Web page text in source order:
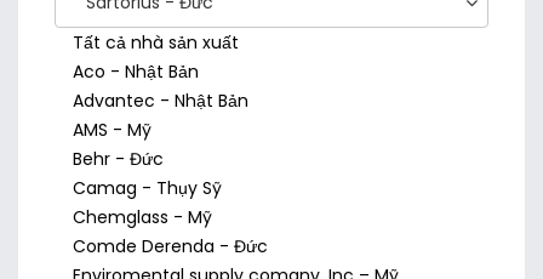
Tất cả nhà sản xuất
Aco - Nhật Bản
Advantec - Nhật Bản
AMS - Mỹ
Behr - Đức
Camag - Thụy Sỹ
Chemglass - Mỹ
Comde Derenda - Đức